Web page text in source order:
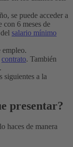
se puede acceder a
con 6 meses de
salario mínimo
empleo.
contrato. También
siguientes a la
presentar?
haces de manera